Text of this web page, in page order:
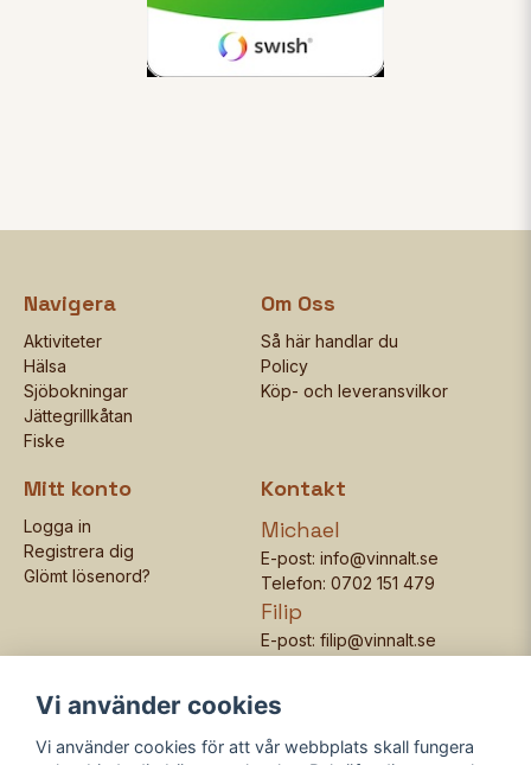
Navigera
Aktiviteter
Hälsa
Sjöbokningar
Jättegrillkåtan
Fiske
Om Oss
Så här handlar du
Policy
Köp- och leveransvilkor
Mitt konto
Logga in
Registrera dig
Glömt lösenord?
Kontakt
Michael
E-post: info@vinnalt.se
Telefon: 0702 151 479
Filip
E-post: filip@vinnalt.se
Vi använder cookies
Vi använder cookies för att vår webbplats skall fungera